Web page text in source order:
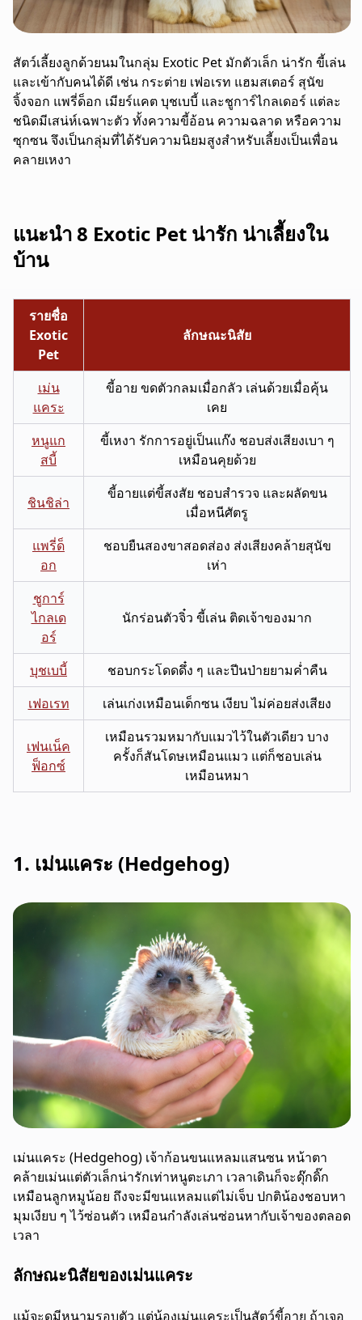
สัตว์เลี้ยงลูกด้วยนมในกลุ่ม Exotic Pet มักตัวเล็ก น่ารัก ขี้เล่น
และเข้ากับคนได้ดี เช่น กระต่าย เฟอเรท แฮมสเตอร์ สุนัข
จิ้งจอก แพรี่ด็อก เมียร์แคต บุชเบบี้ และชูการ์ไกลเดอร์ แต่ละ
ชนิดมีเสน่ห์เฉพาะตัว ทั้งความขี้อ้อน ความฉลาด หรือความ
ซุกซน จึงเป็นกลุ่มที่ได้รับความนิยมสูงสำหรับเลี้ยงเป็นเพื่อน
คลายเหงา
แนะนำ 8 Exotic Pet น่ารัก น่าเลี้ยงใน
บ้าน
รายชื่อ
Exotic
Pet
ลักษณะนิสัย
เม่น
แคระ
ขี้อาย ขดตัวกลมเมื่อกลัว เล่นด้วยเมื่อคุ้น
เคย
หนูแก
สบี้
ขี้เหงา รักการอยู่เป็นแก๊ง ชอบส่งเสียงเบา ๆ
เหมือนคุยด้วย
ชินชิล่า
ขี้อายแต่ขี้สงสัย ชอบสำรวจ และผลัดขน
เมื่อหนีศัตรู
แพรี่ด็
อก
ชอบยืนสองขาสอดส่อง ส่งเสียงคล้ายสุนัข
เห่า
ชูการ์
ไกลเด
อร์
นักร่อนตัวจิ๋ว ขี้เล่น ติดเจ้าของมาก
บุชเบบี้
ชอบกระโดดดึ๋ง ๆ และปีนป่ายยามค่ำคืน
เฟอเรท
เล่นเก่งเหมือนเด็กซน เงียบ ไม่ค่อยส่งเสียง
เฟนเน็ค
ฟ็อกซ์
เหมือนรวมหมากับแมวไว้ในตัวเดียว บาง
ครั้งก็สันโดษเหมือนแมว แต่ก็ชอบเล่น
เหมือนหมา
1. เม่นแคระ (Hedgehog)
เม่นแคระ (Hedgehog) เจ้าก้อนขนแหลมแสนซน หน้าตา
คล้ายเม่นแต่ตัวเล็กน่ารักเท่าหนูตะเภา เวลาเดินก็จะดุ๊กดิ๊ก
เหมือนลูกหมูน้อย ถึงจะมีขนแหลมแต่ไม่เจ็บ ปกติน้องชอบหา
มุมเงียบ ๆ ไว้ซ่อนตัว เหมือนกำลังเล่นซ่อนหากับเจ้าของตลอด
เวลา
ลักษณะนิสัยของเม่นแคระ
แม้จะดูมีหนามรอบตัว แต่น้องเม่นแคระเป็นสัตว์ขี้อาย ถ้าเจอ